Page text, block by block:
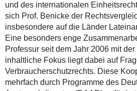
und des internationalen
sich Prof. Benicke der
insbesondere auf die Länder
Eine besonders enge
Professur seit dem Jahr 2006 mit
inhaltliche Fokus liegt dabei auf
Verbraucherschutzrechts. Diese
mehrfach durch Programme des